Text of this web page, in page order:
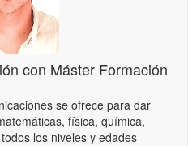
con Máster Formación
se ofrece para dar
física, química,
los niveles y edades